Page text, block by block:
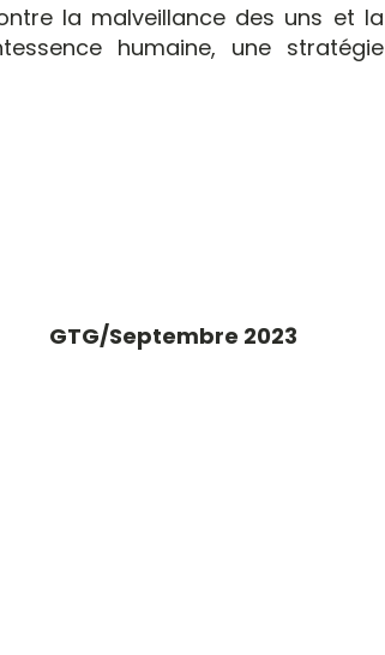
la malveillance des uns et la
humaine, une stratégie
2023